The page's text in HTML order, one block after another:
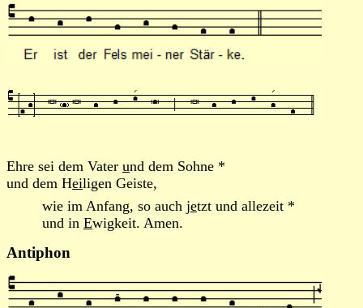
Ehre sei dem Vater und dem Sohne *
und dem Heiligen Geiste,
wie im Anfang, so auch jetzt und allezeit *
und in Ewigkeit. Amen.
Antiphon